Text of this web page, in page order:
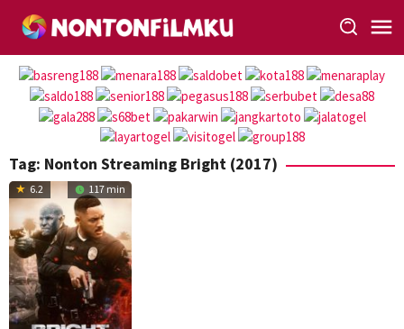
Tag: Nonton Streaming Bright (2017)
6.2 117 min